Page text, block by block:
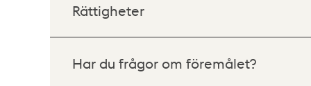
Rättigheter
Har du frågor om föremålet?